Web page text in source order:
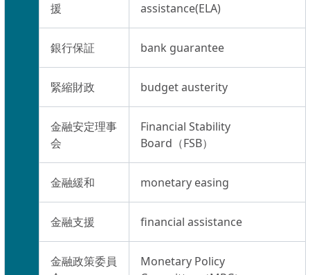
援
assistance(ELA)
銀行保証 bank guarantee
緊縮財政 budget austerity
金融安定理事
会
Financial Stability
Board（FSB）
金融緩和 monetary easing
金融支援 financial assistance
金融政策委員
Monetary Policy